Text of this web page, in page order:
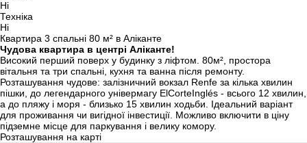
Ні
Техніка
Ні
Квартира 3 спальні 80 м² в Аліканте
Чудова квартира в центрі Аліканте!
Високий перший поверх у будинку з ліфтом. 80м², простора
вітальня та три спальні, кухня та ванна після ремонту.
Розташування чудове: залізничний вокзал Renfe за кілька хвилин
пішки, до легендарного універмагу ElCorteInglés - всього 12 хвилин,
а до пляжу і моря - близько 15 хвилин ходьби. Ідеальний варіант
для проживання чи вигідної інвестиції. Можливо включити в ціну
підземне місце для паркування і велику комору.
Розташування на карті